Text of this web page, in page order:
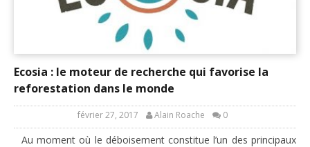
Ecosia : le moteur de recherche qui favorise la
reforestation dans le monde
février 27, 2017 Alain Roache 0
Au moment où le déboisement constitue l’un des principaux